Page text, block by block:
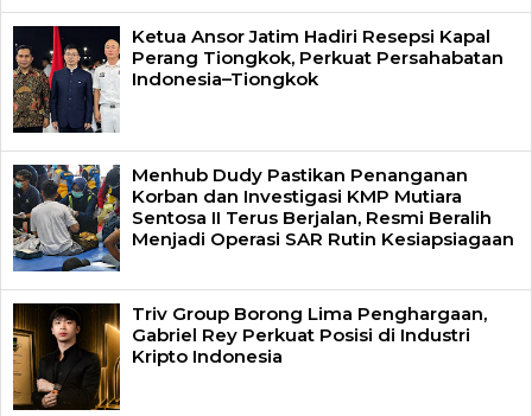
Ketua Ansor Jatim Hadiri Resepsi Kapal
Perang Tiongkok, Perkuat Persahabatan
Indonesia–Tiongkok
Menhub Dudy Pastikan Penanganan
Korban dan Investigasi KMP Mutiara
Sentosa II Terus Berjalan, Resmi Beralih
Menjadi Operasi SAR Rutin Kesiapsiagaan
Triv Group Borong Lima Penghargaan,
Gabriel Rey Perkuat Posisi di Industri
Kripto Indonesia